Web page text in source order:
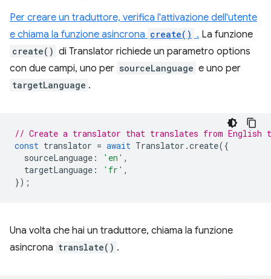
Per creare un traduttore, verifica l'attivazione dell'utente
e chiama la funzione asincrona create() . La funzione
create() di Translator richiede un parametro options
con due campi, uno per sourceLanguage e uno per
targetLanguage .
// Create a translator that translates from English
const translator = await Translator .create({
sourceLanguage : 'en' ,
targetLanguage : 'fr' ,
});
Una volta che hai un traduttore, chiama la funzione
asincrona translate() .